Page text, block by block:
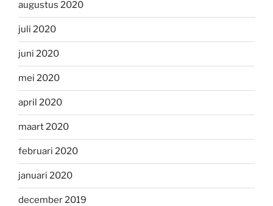
augustus 2020
juli 2020
juni 2020
mei 2020
april 2020
maart 2020
februari 2020
januari 2020
december 2019